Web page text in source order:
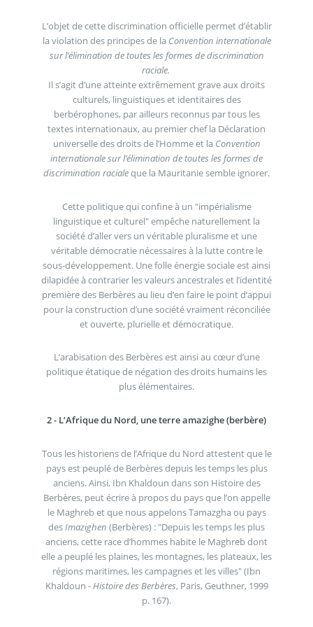
L’objet de cette discrimination officielle permet d’établir
la violation des principes de la Convention internationale
sur l’élimination de toutes les formes de discrimination
raciale.
Il s’agit d’une atteinte extrêmement grave aux droits
culturels, linguistiques et identitaires des
berbérophones, par ailleurs reconnus par tous les
textes internationaux, au premier chef la Déclaration
universelle des droits de l’Homme et la Convention
internationale sur l’élimination de toutes les formes de
discrimination racialeque la Mauritanie semble ignorer.
Cette politique qui confine à un "impérialisme
linguistique et culturel" empêche naturellement la
société d’aller vers un véritable pluralisme et une
véritable démocratie nécessaires à la lutte contre le
sous-développement. Une folle énergie sociale est ainsi
dilapidée à contrarier les valeurs ancestrales et l’identité
première des Berbères au lieu d’en faire le point d’appui
pour la construction d’une société vraiment réconciliée
et ouverte, plurielle et démocratique.
L’arabisation des Berbères est ainsi au cœur d’une
politique étatique de négation des droits humains les
plus élémentaires.
2 - L’Afrique du Nord, une terre amazighe (berbère)
Tous les historiens de l’Afrique du Nord attestent que le
pays est peuplé de Berbères depuis les temps les plus
anciens. Ainsi, Ibn Khaldoun dans son Histoire des
Berbères, peut écrire à propos du pays que l’on appelle
le Maghreb et que nous appelons Tamazgha ou pays
desImazighen (Berbères) : "Depuis les temps les plus
anciens, cette race d’hommes habite le Maghreb dont
elle a peuplé les plaines, les montagnes, les plateaux, les
régions maritimes, les campagnes et les villes" (Ibn
Khaldoun -Histoire des Berbères, Paris, Geuthner, 1999
p. 167).